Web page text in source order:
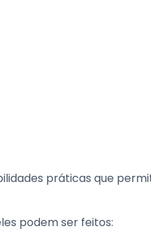
práticas que
podem ser feitos: